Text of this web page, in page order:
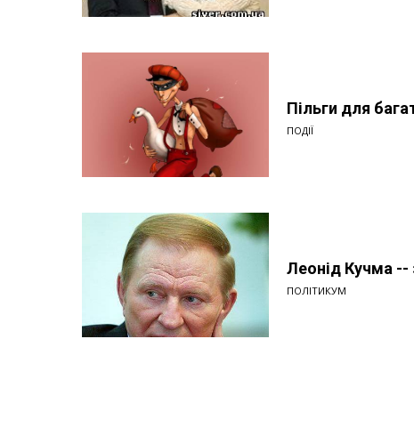
Пільги для
ПОДІЇ
Леонід Кучма
ПОЛІТИКУМ